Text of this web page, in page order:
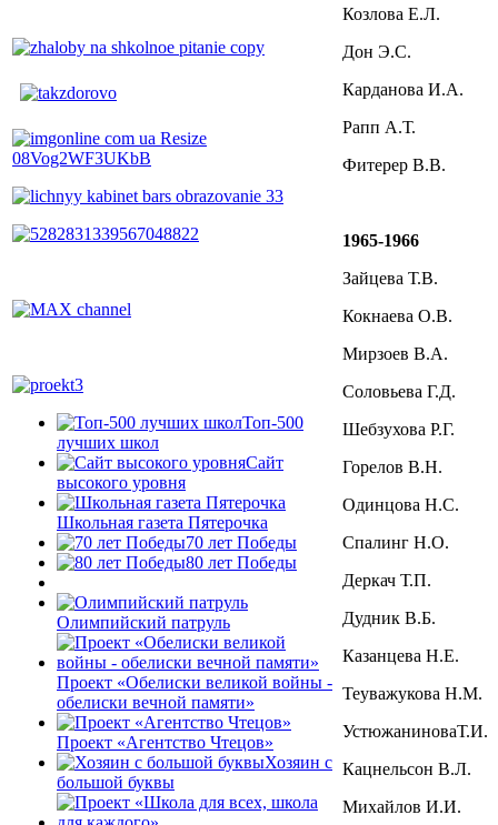
Топ-500
лучших школ
Сайт
высокого уровня
Школьная газета Пятерочка
70 лет Победы
80 лет Победы
Олимпийский патруль
Проект «Обелиски великой войны -
обелиски вечной памяти»
Проект «Агентство Чтецов»
Хозяин с
большой буквы
Козлова Е.Л.
Дон Э.С.
Карданова И.А.
Рапп А.Т.
Фитерер В.В.
1965-1966
Зайцева Т.В.
Кокнаева О.В.
Мирзоев В.А.
Соловьева Г.Д.
Шебзухова Р.Г.
Горелов В.Н.
Одинцова Н.С.
Спалинг Н.О.
Деркач Т.П.
Дудник В.Б.
Казанцева Н.Е.
Теуважукова Н.М.
УстюжаниноваТ.И.
Кацнельсон В.Л.
Михайлов И.И.